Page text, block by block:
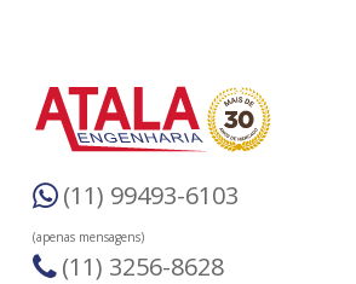
(11) 99493-6103
(apenas mensagens)
(11) 3256-8628